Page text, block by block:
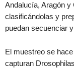
Andalucía, Aragón y
clasificándolas y
puedan secuenciar
El muestreo se
capturan